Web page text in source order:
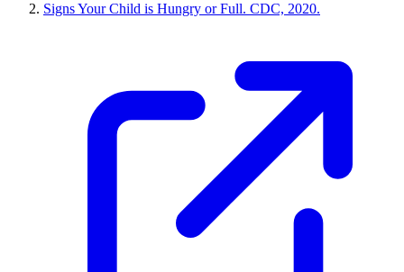
Signs Your Child is Hungry or Full. CDC, 2020.